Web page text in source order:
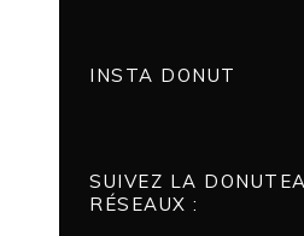
INSTA DONUT
SUIVEZ LA
RÉSEAUX :